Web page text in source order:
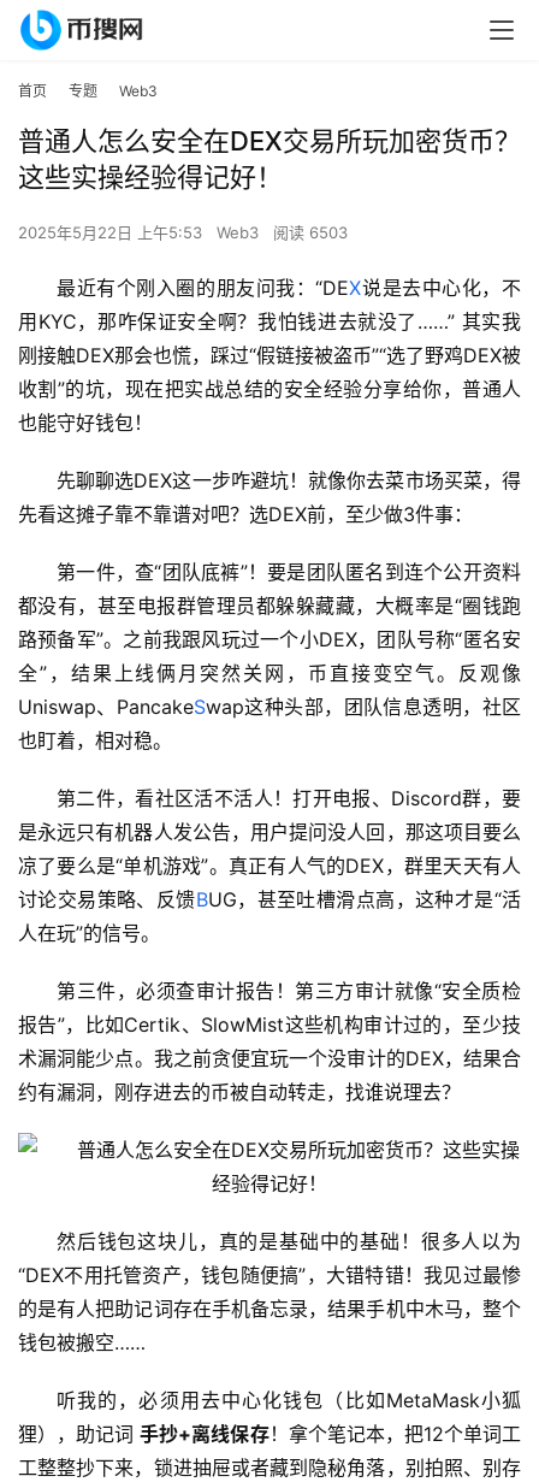
首页 专题 Web3
普通人怎么安全在DEX交易所玩加密货币？
这些实操经验得记好！
2025年5月22日 上午5:53 Web3 阅读 6503
最近有个刚入圈的朋友问我：“DEX说是去中心化，不
用KYC，那咋保证安全啊？我怕钱进去就没了……” 其实我
刚接触DEX那会也慌，踩过“假链接被盗币”“选了野鸡DEX被
收割”的坑，现在把实战总结的安全经验分享给你，普通人
也能守好钱包！
先聊聊选DEX这一步咋避坑！就像你去菜市场买菜，得
先看这摊子靠不靠谱对吧？选DEX前，至少做3件事：
第一件，查“团队底裤”！要是团队匿名到连个公开资料
都没有，甚至电报群管理员都躲躲藏藏，大概率是“圈钱跑
路预备军”。之前我跟风玩过一个小DEX，团队号称“匿名安
全”，结果上线俩月突然关网，币直接变空气。反观像
Uniswap、PancakeSwap这种头部，团队信息透明，社区
也盯着，相对稳。
第二件，看社区活不活人！打开电报、Discord群，要
是永远只有机器人发公告，用户提问没人回，那这项目要么
凉了要么是“单机游戏”。真正有人气的DEX，群里天天有人
讨论交易策略、反馈BUG，甚至吐槽滑点高，这种才是“活
人在玩”的信号。
第三件，必须查审计报告！第三方审计就像“安全质检
报告”，比如Certik、SlowMist这些机构审计过的，至少技
术漏洞能少点。我之前贪便宜玩一个没审计的DEX，结果合
约有漏洞，刚存进去的币被自动转走，找谁说理去？
然后钱包这块儿，真的是基础中的基础！很多人以为
“DEX不用托管资产，钱包随便搞”，大错特错！我见过最惨
的是有人把助记词存在手机备忘录，结果手机中木马，整个
钱包被搬空……
听我的，必须用去中心化钱包（比如MetaMask小狐
狸），助记词 手抄+离线保存！拿个笔记本，把12个单词工
工整整抄下来，锁进抽屉或者藏到隐秘角落，别拍照、别存